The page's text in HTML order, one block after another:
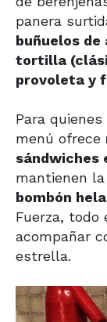
panera
buñuelos
tortilla
provoleta y
Para
menú ofrece
sándwiches
mantienen la
bombón
Fuerza, todo
acompañar
estrella.